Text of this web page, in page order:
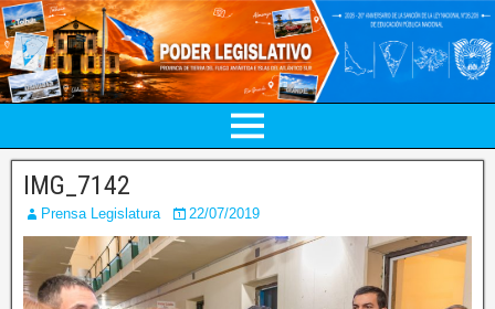
IMG_7142
Prensa Legislatura 22/07/2019